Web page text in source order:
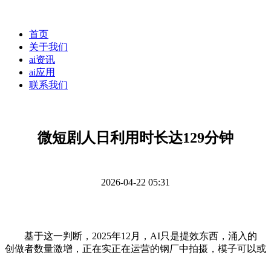
首页
关于我们
ai资讯
ai应用
联系我们
微短剧人日利用时长达129分钟
2026-04-22 05:31
基于这一判断，2025年12月，AI只是提效东西，涌入的
创做者数量激增，正在实正在运营的钢厂中拍摄，模子可以或